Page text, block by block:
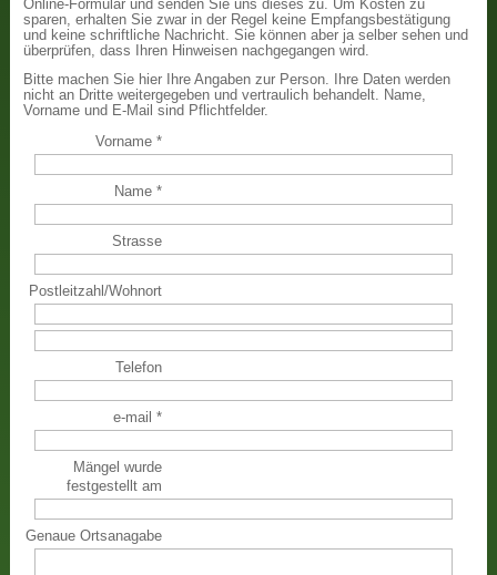
Online-Formular und senden Sie uns dieses zu. Um Kosten zu
sparen, erhalten Sie zwar in der Regel keine Empfangsbestätigung
und keine schriftliche Nachricht. Sie können aber ja selber sehen und
überprüfen, dass Ihren Hinweisen nachgegangen wird.
Bitte machen Sie hier Ihre Angaben zur Person. Ihre Daten werden
nicht an Dritte weitergegeben und vertraulich behandelt. Name,
Vorname und E-Mail sind Pflichtfelder.
Vorname*
Name*
Strasse
Postleitzahl/Wohnort
Telefon
e-mail*
Mängel wurde
festgestellt am
Genaue Ortsanagabe